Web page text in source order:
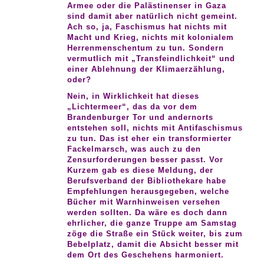
Armee oder die Palästinenser in Gaza
sind damit aber natürlich nicht gemeint.
Ach so, ja, Faschismus hat nichts mit
Macht und Krieg, nichts mit kolonialem
Herrenmenschentum zu tun. Sondern
vermutlich mit „Transfeindlichkeit“ und
einer Ablehnung der Klimaerzählung,
oder?
Nein, in Wirklichkeit hat dieses
„Lichtermeer“, das da vor dem
Brandenburger Tor und andernorts
entstehen soll, nichts mit Antifaschismus
zu tun. Das ist eher ein transformierter
Fackelmarsch, was auch zu den
Zensurforderungen besser passt. Vor
Kurzem gab es diese Meldung, der
Berufsverband der Bibliothekare habe
Empfehlungen herausgegeben, welche
Bücher mit Warnhinweisen versehen
werden sollten. Da wäre es doch dann
ehrlicher, die ganze Truppe am Samstag
zöge die Straße ein Stück weiter, bis zum
Bebelplatz, damit die Absicht besser mit
dem Ort des Geschehens harmoniert.